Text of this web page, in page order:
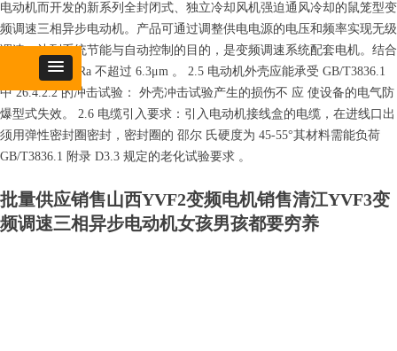
电动机而开发的新系列全封闭式、独立冷却风机强迫通风冷却的鼠笼型变
频调速三相异步电动机。产品可通过调整供电电源的电压和频率实现无级
调速，达到系统节能与自动控制的目的，是变频调速系统配套电机。结合
面平均粗糙度 Ra 不超过 6.3μm 。 2.5 电动机外壳应能承受 GB/T3836.1
中 26.4.2.2 的冲击试验： 外壳冲击试验产生的损伤不 应 使设备的电气防
爆型式失效。 2.6 电缆引入要求：引入电动机接线盒的电缆，在进线口出
须用弹性密封圈密封，密封圈的 邵尔 氏硬度为 45-55°其材料需能负荷
GB/T3836.1 附录 D3.3 规定的老化试验要求 。
批量供应销售山西YVF2变频电机销售清江YVF3变
频调速三相异步电动机女孩男孩都要穷养